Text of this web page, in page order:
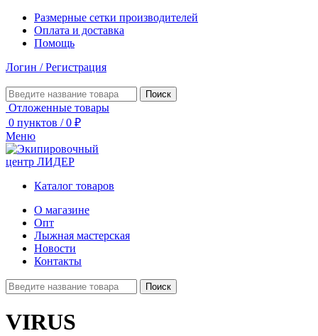
Размерные сетки производителей
Оплата и доставка
Помощь
Логин / Регистрация
Поиск
Отложенные товары
0 пунктов / 0 ₽
Меню
Каталог товаров
О магазине
Опт
Лыжная мастерская
Новости
Контакты
Поиск
VIRUS